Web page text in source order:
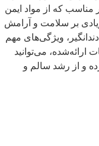
که از مواد ایمن
بر سلامت و آرامش
ویژگی‌های مهم
ارائه‌شده، می‌توانید
و از رشد سالم و